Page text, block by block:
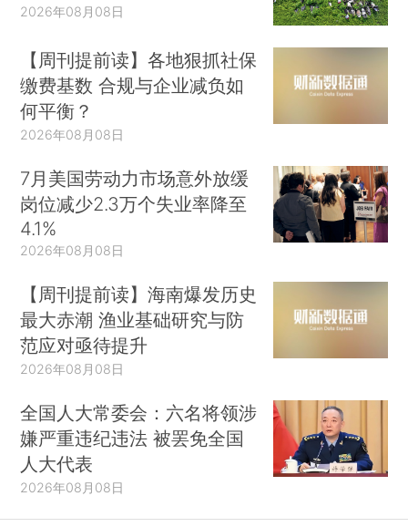
2026年08月08日
【周刊提前读】各地狠抓社保
缴费基数 合规与企业减负如
何平衡？
2026年08月08日
7月美国劳动力市场意外放缓
岗位减少2.3万个失业率降至
4.1%
2026年08月08日
【周刊提前读】海南爆发历史
最大赤潮 渔业基础研究与防
范应对亟待提升
2026年08月08日
全国人大常委会：六名将领涉
嫌严重违纪违法 被罢免全国
人大代表
2026年08月08日